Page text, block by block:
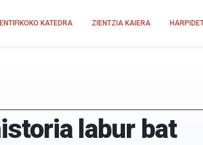
KATEDRA ZIENTZIA KAIERA
labur bat